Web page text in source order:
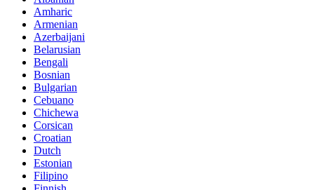
Amharic
Armenian
Azerbaijani
Belarusian
Bengali
Bosnian
Bulgarian
Cebuano
Chichewa
Corsican
Croatian
Dutch
Estonian
Filipino